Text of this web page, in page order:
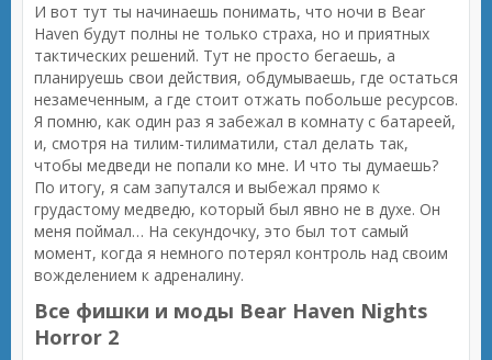
И вот тут ты начинаешь понимать, что ночи в Bear
Haven будут полны не только страха, но и приятных
тактических решений. Тут не просто бегаешь, а
планируешь свои действия, обдумываешь, где остаться
незамеченным, а где стоит отжать побольше ресурсов.
Я помню, как один раз я забежал в комнату с батареей,
и, смотря на тилим-тилиматили, стал делать так,
чтобы медведи не попали ко мне. И что ты думаешь?
По итогу, я сам запутался и выбежал прямо к
грудастому медведю, который был явно не в духе. Он
меня поймал… На секундочку, это был тот самый
момент, когда я немного потерял контроль над своим
вожделением к адреналину.
Все фишки и моды Bear Haven Nights
Horror 2